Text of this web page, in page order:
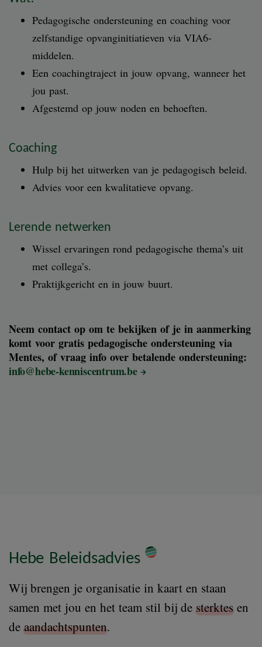
Pedagogische ondersteuning en coaching voor
zelfstandige opvanginitiatieven via VIA6-
middelen.
Een coachingtraject in jouw opvang, wanneer het
jou past.
Afgestemd op jouw noden en behoeften.
Coaching
Hulp bij het uitwerken van je pedagogisch beleid.
Advies voor een kwalitatieve opvang.
Lerende netwerken
Wissel ervaringen rond pedagogische thema’s uit
met collega’s.
Praktijkgericht en in jouw buurt.
Neem contact op om te bekijken of je in aanmerking
komt voor gratis pedagogische ondersteuning via
Mentes, of vraag info over betalende ondersteuning:
info@hebe-kenniscentrum.be
Hebe Beleidsadvies
Wij brengen je organisatie in kaart en staan
samen met jou en het team stil bij de sterktes en
deaandachtspunten.